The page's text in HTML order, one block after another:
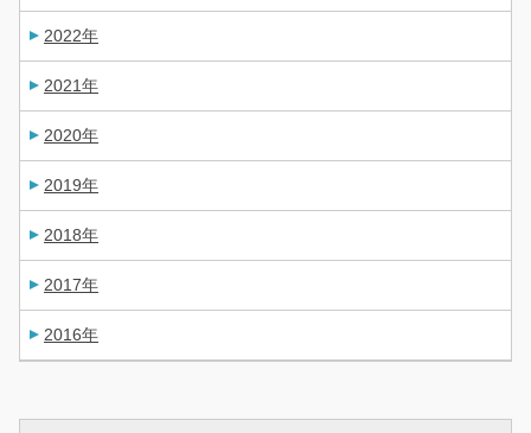
2022年
2021年
2020年
2019年
2018年
2017年
2016年